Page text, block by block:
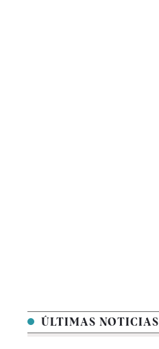
ÚLTIMAS NOTICIAS